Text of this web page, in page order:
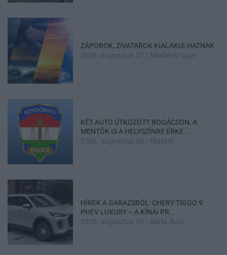
ZÁPOROK, ZIVATAROK KIALAKULHATNAK
2026. augusztus 07 Mindenki ügye
KÉT AUTÓ ÜTKÖZÖTT BOGÁCSON, A
MENTŐK IS A HELYSZÍNRE ÉRKE...
2026. augusztus 06 Riasztó
HÍREK A GARÁZSBÓL: CHERY TIGGO 9
PHEV LUXURY – A KÍNAI PR...
2026. augusztus 06 Barta Autó